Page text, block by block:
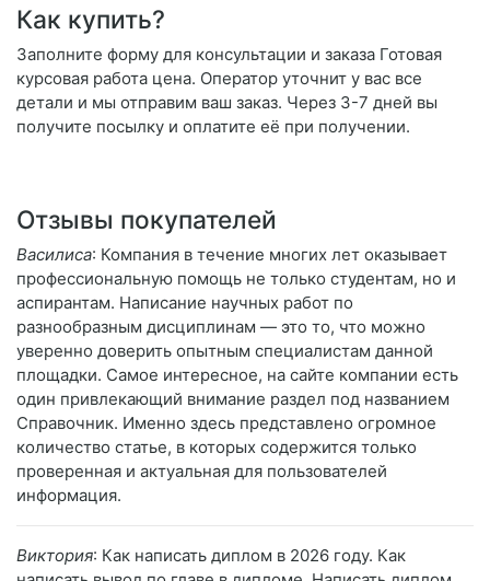
Как купить?
Заполните форму для консультации и заказа Готовая
курсовая работа цена. Оператор уточнит у вас все
детали и мы отправим ваш заказ. Через 3-7 дней вы
получите посылку и оплатите её при получении.
Отзывы покупателей
Василиса: Компания в течение многих лет оказывает
профессиональную помощь не только студентам, но и
аспирантам. Написание научных работ по
разнообразным дисциплинам — это то, что можно
уверенно доверить опытным специалистам данной
площадки. Самое интересное, на сайте компании есть
один привлекающий внимание раздел под названием
Справочник. Именно здесь представлено огромное
количество статье, в которых содержится только
проверенная и актуальная для пользователей
информация.
Виктория: Как написать диплом в 2026 году. Как